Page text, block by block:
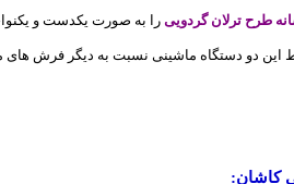
را به صورت یکدست و
دو دستگاه ماشینی نسبت به دیگر فرش های
کاشان: